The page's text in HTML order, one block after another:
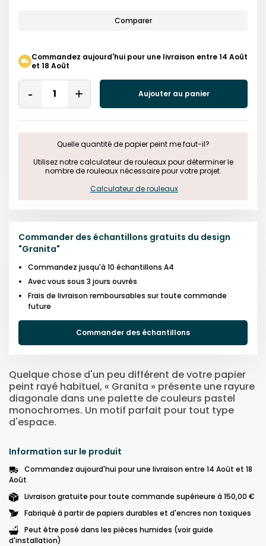
Comparer
Commandez aujourd'hui pour une livraison entre 14 Août
et 18 Août
Quantity
Remove
One
Add
One
Aujouter au panier
Quelle quantité de papier peint me faut-il?
Utilisez notre calculateur de rouleaux pour déterminer le
nombre de rouleaux nécessaire pour votre projet.
Calculateur de rouleaux
Commander des échantillons gratuits du design
"Granita"
Commandez jusqu'à 10 échantillons A4
Avec vous sous 3 jours ouvrés
Frais de livraison remboursables sur toute commande
future
Commander des échantillons
Quelque chose d'un peu différent de votre papier
peint rayé habituel, « Granita » présente une rayure
diagonale dans une palette de couleurs pastel
monochromes. Un motif parfait pour tout type
d'espace.
Information sur le produit
Commandez aujourd'hui pour une livraison entre 14 Août et 18
Août
Livraison gratuite pour toute commande supérieure à 150,00 €
Fabriqué à partir de papiers durables et d'encres non toxiques
Peut être posé dans les pièces humides (voir guide
d'installation)